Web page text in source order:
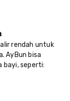
rendah untuk
AyBun bisa
bayi, seperti: